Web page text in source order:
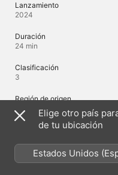
Lanzamiento
2024
Duración
24 min
Clasificación
3
Región de origen
Japón
Idiomas
Audio original
Elige otro país
de tu ubicación
Estados Unidos
México)